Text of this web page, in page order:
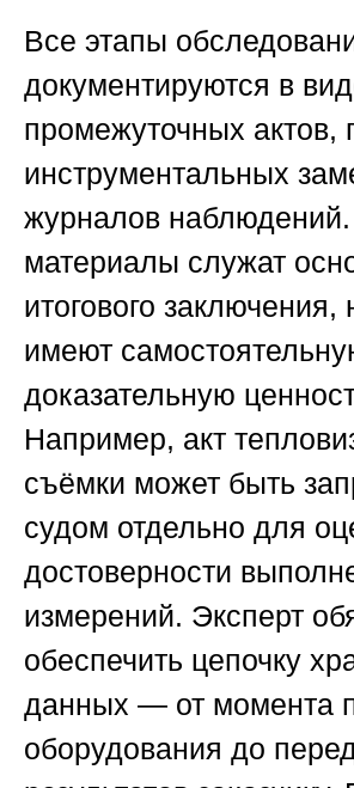
Все этапы
документируются в
промежуточных актов,
инструментальных
журналов
материалы служат
итогового заключения,
имеют
доказательную
Например, акт
съёмки может быть
судом отдельно для
достоверности
измерений. Эксперт
обеспечить цепочку
данных — от момента
оборудования до